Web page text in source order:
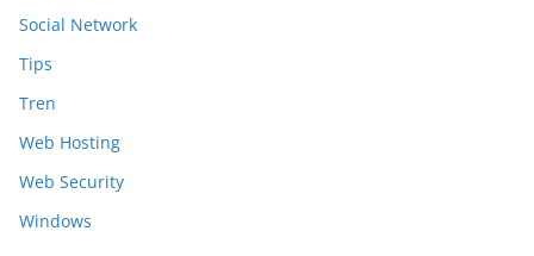
Social Network
Tips
Tren
Web Hosting
Web Security
Windows